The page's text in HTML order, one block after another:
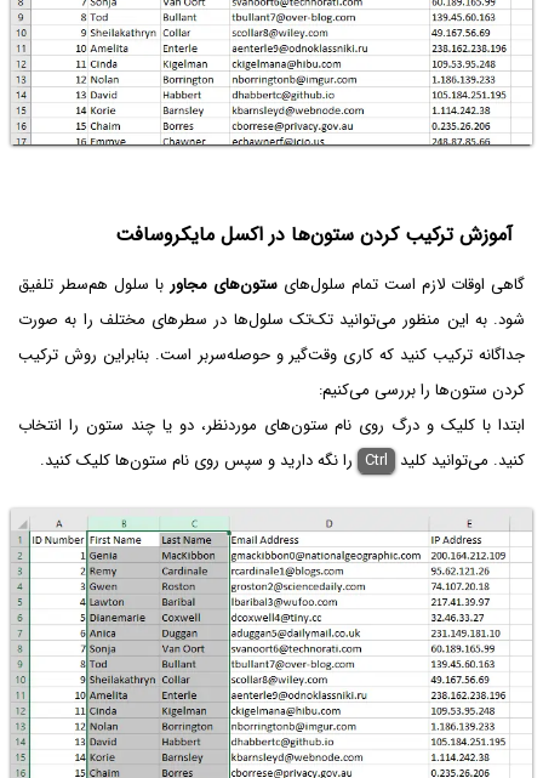
آموزش ترکیب کردن ستون‌ها در اکسل مایکروسافت
گاهی اوقات لازم است تمام سلول‌های ستون‌های مجاور با سلول هم‌سطر تلفیق
شود. به این منظور می‌توانید تک‌تک سلول‌ها در سطرهای مختلف را به صورت
جداگانه ترکیب کنید که کاری وقت‌گیر و حوصله‌سربر است. بنابراین روش ترکیب
کردن ستون‌ها را بررسی می‌کنیم:
ابتدا با کلیک و درگ روی نام ستون‌های موردنظر، دو یا چند ستون را انتخاب
کنید. می‌توانید کلید Ctrl را نگه دارید و سپس روی نام ستون‌ها کلیک کنید.